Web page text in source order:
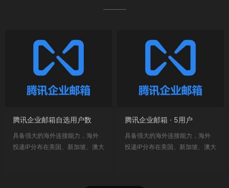
腾讯企业邮箱自选用户数
具备强大的海外连接能力，海外
投递IP分布在美国、新加坡、澳大
腾讯企业邮箱 · 5用户
具备强大的海外连接能力，海外
投递IP分布在美国、新加坡、澳大